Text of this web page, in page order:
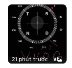
21 phút trước 8